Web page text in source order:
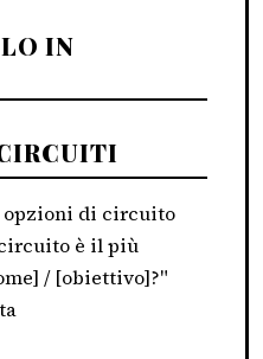
IN
opzioni di circuito
è il più
/ [obiettivo]?"